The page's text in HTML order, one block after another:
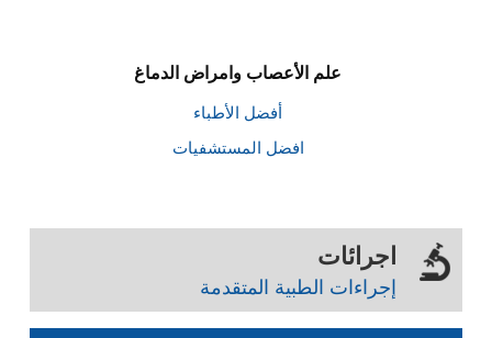
علم الأعصاب وامراض الدماغ
أفضل الأطباء
افضل المستشفيات
اجرائات
إجراءات الطبية المتقدمة